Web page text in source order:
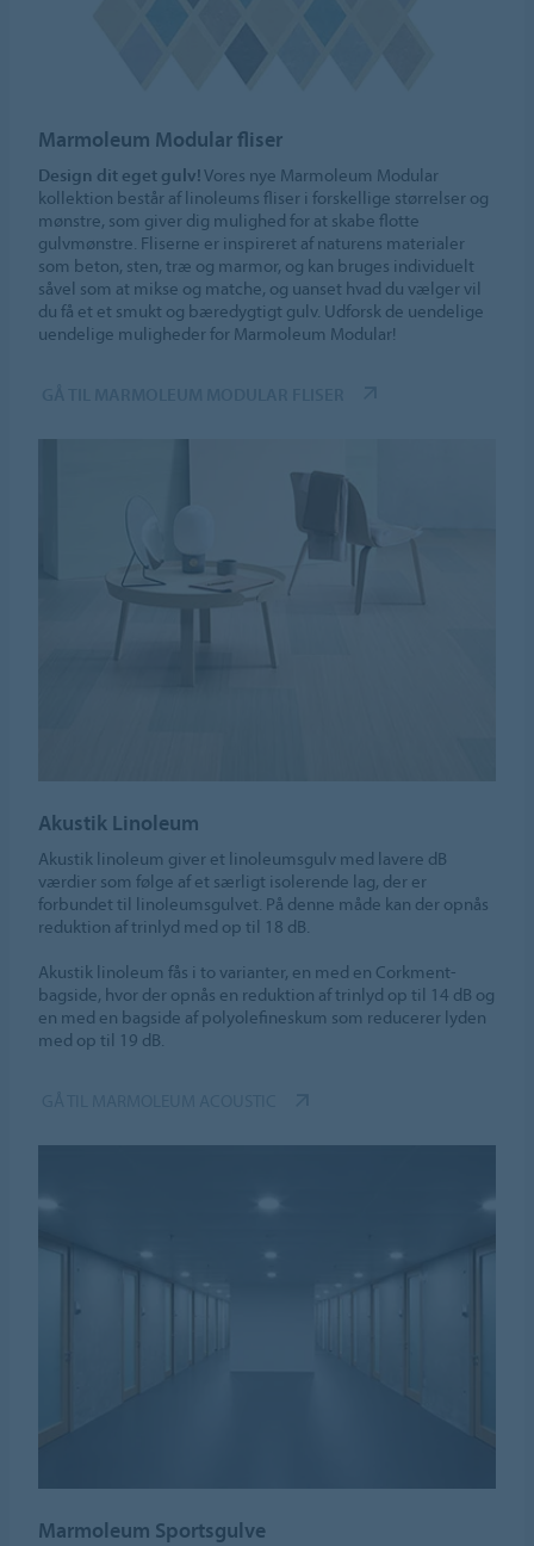
Marmoleum Modular fliser
Design dit eget gulv!Vores nye Marmoleum Modular
kollektion består af linoleums fliser i forskellige størrelser og
mønstre, som giver dig mulighed for at skabe flotte
gulvmønstre. Fliserne er inspireret af naturens materialer
som beton, sten, træ og marmor, og kan bruges individuelt
såvel som at mikse og matche, og uanset hvad du vælger vil
du få et et smukt og bæredygtigt gulv. Udforsk de uendelige
uendelige muligheder for Marmoleum Modular!
Akustik Linoleum
Akustik linoleum giver et linoleumsgulv med lavere dB
værdier som følge af et særligt isolerende lag, der er
forbundet til linoleumsgulvet. På denne måde kan der opnås
reduktion af trinlyd med op til 18 dB.
Akustik linoleum fås i to varianter, en med en Corkment-
bagside, hvor der opnås en reduktion af trinlyd op til 14 dB og
en med en bagside af polyolefineskum som reducerer lyden
med op til 19 dB.
Marmoleum Sportsgulve